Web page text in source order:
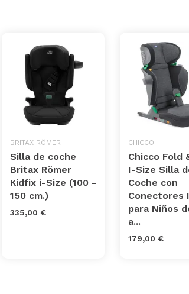
BRITAX RÖMER
Silla de coche
Britax Römer
Kidfix i-Size (100 -
150 cm.)
335,00 €
CHICCO
Chicco Fold
I-Size Silla
Coche con
Conectores
para Niños
a...
179,00 €